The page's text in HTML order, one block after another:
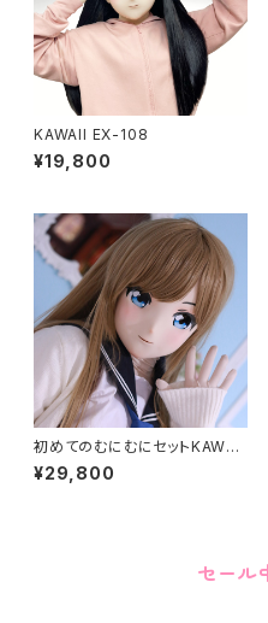
KAWAII EX-108
¥19,800
初めてのむにむにセットKAWAII
EX-15
¥29,800
セール